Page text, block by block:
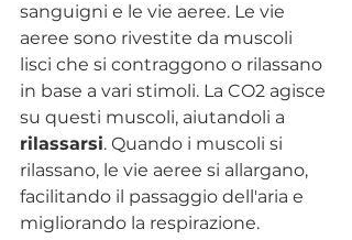
sanguigni e le vie aeree. Le vie
aeree sono rivestite da muscoli
lisci che si contraggono o rilassano
in base a vari stimoli. La CO2 agisce
su questi muscoli, aiutandoli a
rilassarsi. Quando i muscoli si
rilassano, le vie aeree si allargano,
facilitando il passaggio dell'aria e
migliorando la respirazione.